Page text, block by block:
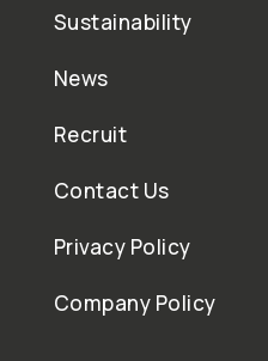
Sustainability
News
Recruit
Contact Us
Privacy Policy
Company Policy